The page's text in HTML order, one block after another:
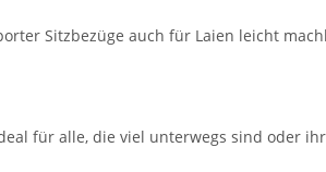
Sitzbezüge auch für Laien leicht
für alle, die viel unterwegs sind oder